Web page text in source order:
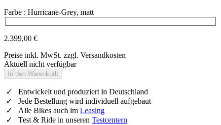
Farbe : Hurricane-Grey, matt
Wähle eine Farbe
2.399,00 €
Preise inkl. MwSt. zzgl. Versandkosten
Aktuell nicht verfügbar
In den Warenkorb
Entwickelt und produziert in Deutschland
Jede Bestellung wird individuell aufgebaut
Alle Bikes auch im Leasing
Test & Ride in unseren Testcentern